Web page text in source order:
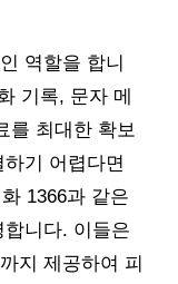
역할을 합니
기록, 문자 메
를 최대한 확보
기 어렵다면
1366과 같은
니다. 이들은
지 제공하여 피